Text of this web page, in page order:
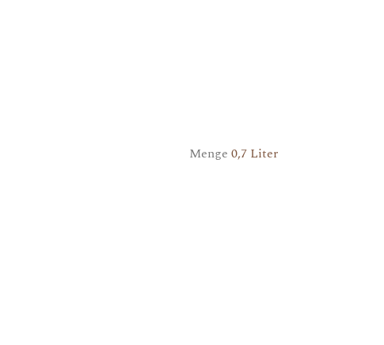
Menge 0,7 Liter